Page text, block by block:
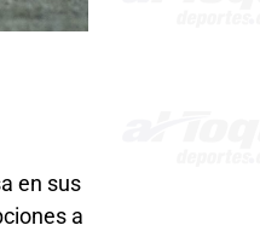
en sus
a